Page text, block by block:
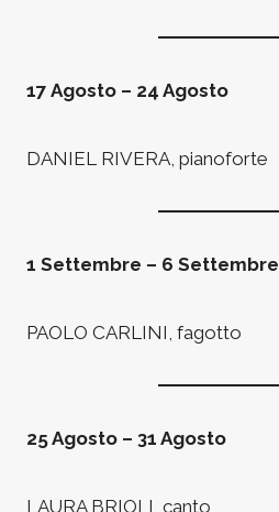
17 Agosto – 24 Agosto
DANIEL RIVERA, pianoforte
1 Settembre – 6 Settembre
PAOLO CARLINI, fagotto
25 Agosto – 31 Agosto
LAURA BRIOLI, canto